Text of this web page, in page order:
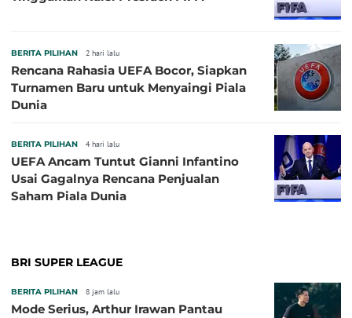
BERITA PILIHAN 2 hari lalu
Rencana Rahasia UEFA Bocor, Siapkan
Turnamen Baru untuk Menyaingi Piala
Dunia
BERITA PILIHAN 4 hari lalu
UEFA Ancam Tuntut Gianni Infantino
Usai Gagalnya Rencana Penjualan
Saham Piala Dunia
BRI SUPER LEAGUE
BERITA PILIHAN 8 jam lalu
Mode Serius, Arthur Irawan Pantau